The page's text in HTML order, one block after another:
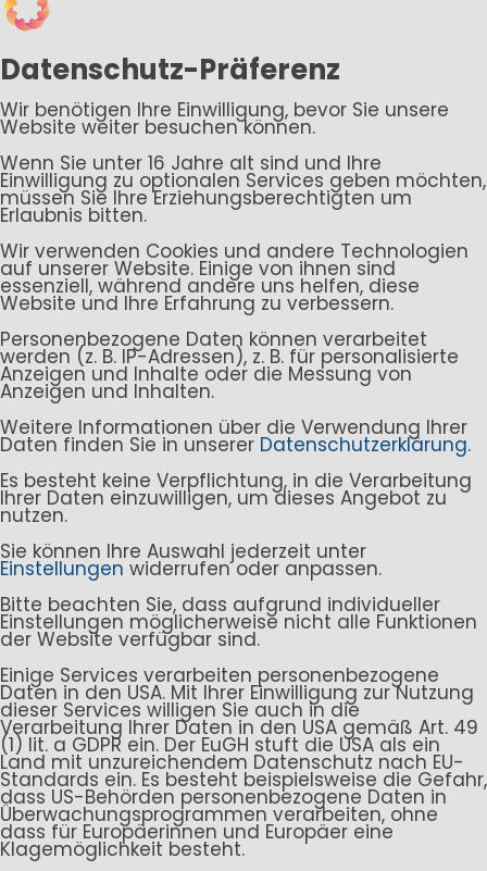
Datenschutz-Präferenz
Wir benötigen Ihre Einwilligung, bevor Sie unsere
Website weiter besuchen können.
Wenn Sie unter 16 Jahre alt sind und Ihre
Einwilligung zu optionalen Services geben möchten,
müssen Sie Ihre Erziehungsberechtigten um
Erlaubnis bitten.
Wir verwenden Cookies und andere Technologien
auf unserer Website. Einige von ihnen sind
essenziell, während andere uns helfen, diese
Website und Ihre Erfahrung zu verbessern.
Personenbezogene Daten können verarbeitet
werden (z. B. IP-Adressen), z. B. für personalisierte
Anzeigen und Inhalte oder die Messung von
Anzeigen und Inhalten.
Weitere Informationen über die Verwendung Ihrer
Daten finden Sie in unserer Datenschutzerklärung.
Es besteht keine Verpflichtung, in die Verarbeitung
Ihrer Daten einzuwilligen, um dieses Angebot zu
nutzen.
Sie können Ihre Auswahl jederzeit unter
Einstellungen widerrufen oder anpassen.
Bitte beachten Sie, dass aufgrund individueller
Einstellungen möglicherweise nicht alle Funktionen
der Website verfügbar sind.
Einige Services verarbeiten personenbezogene
Daten in den USA. Mit Ihrer Einwilligung zur Nutzung
dieser Services willigen Sie auch in die
Verarbeitung Ihrer Daten in den USA gemäß Art. 49
(1) lit. a GDPR ein. Der EuGH stuft die USA als ein
Land mit unzureichendem Datenschutz nach EU-
Standards ein. Es besteht beispielsweise die Gefahr,
dass US-Behörden personenbezogene Daten in
Überwachungsprogrammen verarbeiten, ohne
dass für Europäerinnen und Europäer eine
Klagemöglichkeit besteht.